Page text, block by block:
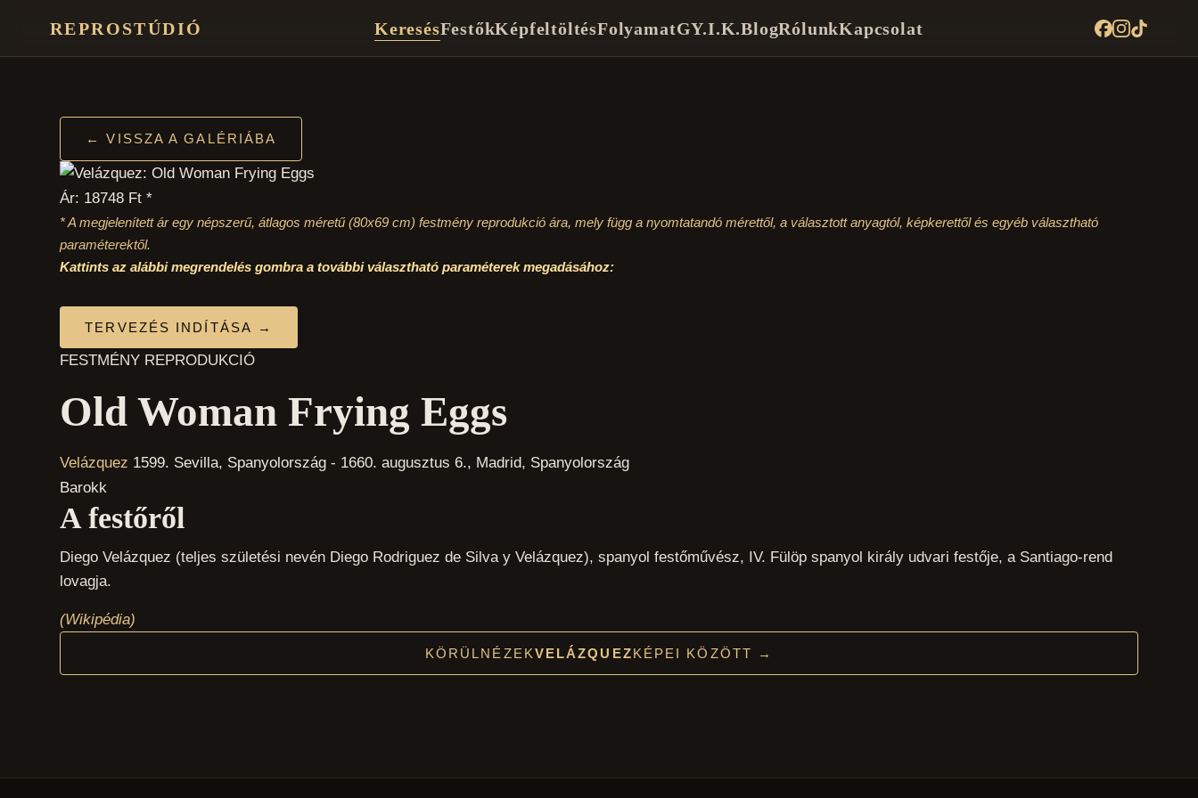
REPROSTÚDIÓ KeresésFestőkKépfeltöltésFolyamatGY.I.K.BlogRólunkKapcsolat
← VISSZA A GALÉRIÁBA
Ár: 18748 Ft *
* A megjelenített ár egy népszerű, átlagos méretű(80x69 cm) festmény reprodukció ára, mely függ a nyomtatandó mérettől, a választott anyagtól, képkerettől és egyéb választható
paraméterektől.
Kattints az alábbi megrendelés gombra a további választható paraméterek megadásához:
TERVEZÉS INDÍTÁSA →
FESTMÉNY REPRODUKCIÓ
Old Woman Frying Eggs
Velázquez 1599. Sevilla, Spanyolország - 1660. augusztus 6., Madrid, Spanyolország
Barokk
A festőről
Diego Velázquez (teljes születési nevén Diego Rodriguez de Silva y Velázquez), spanyol festőművész, IV. Fülöp spanyol király udvari festője, a Santiago-rend
lovagja.
(Wikipédia)
KÖRÜLNÉZEKVELÁZQUEZKÉPEI KÖZÖTT →